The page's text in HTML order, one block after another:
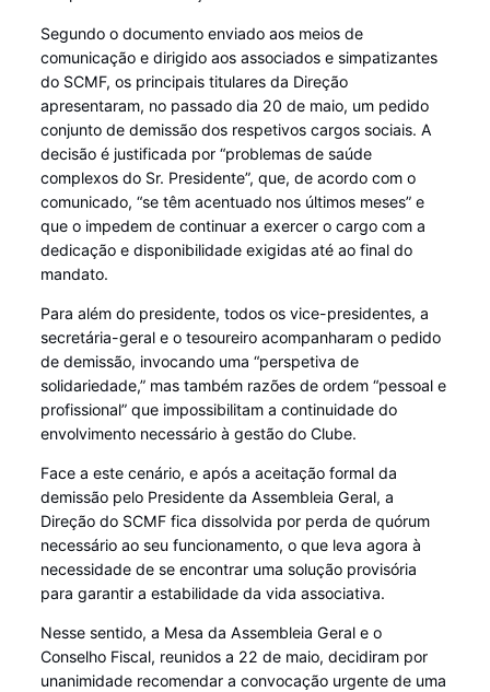
Segundo o documento enviado aos meios de
comunicação e dirigido aos associados e simpatizantes
do SCMF, os principais titulares da Direção
apresentaram, no passado dia 20 de maio, um pedido
conjunto de demissão dos respetivos cargos sociais. A
decisão é justificada por “problemas de saúde
complexos do Sr. Presidente”, que, de acordo com o
comunicado, “se têm acentuado nos últimos meses” e
que o impedem de continuar a exercer o cargo com a
dedicação e disponibilidade exigidas até ao final do
mandato.
Para além do presidente, todos os vice-presidentes, a
secretária-geral e o tesoureiro acompanharam o pedido
de demissão, invocando uma “perspetiva de
solidariedade,” mas também razões de ordem “pessoal e
profissional” que impossibilitam a continuidade do
envolvimento necessário à gestão do Clube.
Face a este cenário, e após a aceitação formal da
demissão pelo Presidente da Assembleia Geral, a
Direção do SCMF fica dissolvida por perda de quórum
necessário ao seu funcionamento, o que leva agora à
necessidade de se encontrar uma solução provisória
para garantir a estabilidade da vida associativa.
Nesse sentido, a Mesa da Assembleia Geral e o
Conselho Fiscal, reunidos a 22 de maio, decidiram por
unanimidade recomendar a convocação urgente de uma